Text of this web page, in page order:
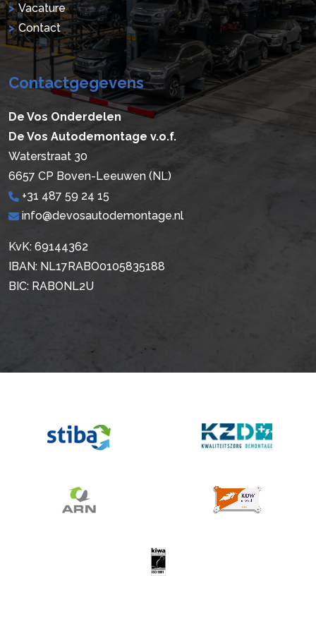
Vacature
Contact
Contactgegevens
De Vos Onderdelen
De Vos Autodemontage v.o.f.
Waterstraat 30
6657 CP Boven-Leeuwen (NL)
+31 487 59 24 15
info@devosautodemontage.nl
KvK: 69144362
IBAN: NL17RABO0105835188
BIC: RABONL2U